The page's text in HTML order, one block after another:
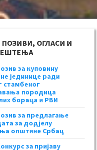
ПОЗИВИ, ОГЛАСИ И
за куповину
јединице ради
стамбеног
породица
бораца и РВИ
за предлагање
за додјелу
општине Србац
за пријаву